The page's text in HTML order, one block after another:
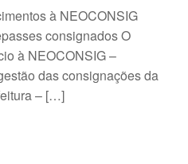
à NEOCONSIG
consignados O
à NEOCONSIG –
das consignações da
– […]